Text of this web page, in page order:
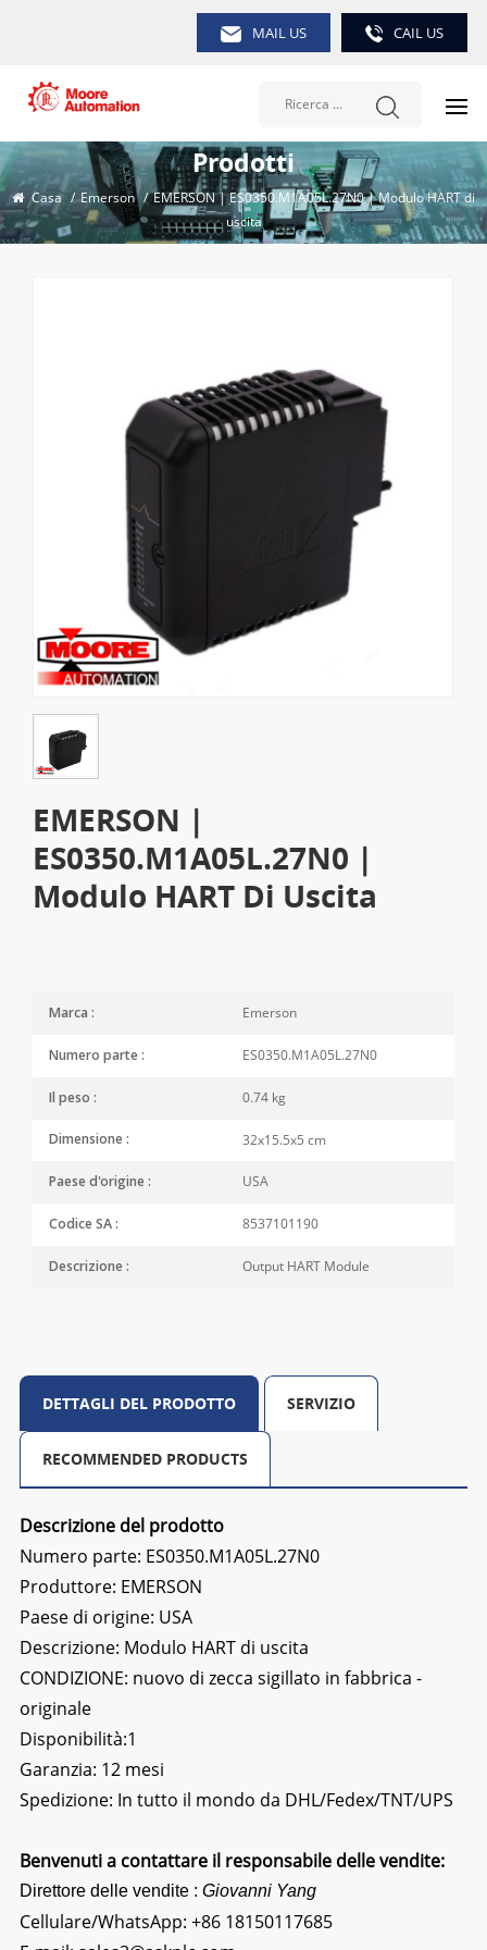
MAIL US CAIL US
Prodotti
Casa / Emerson / EMERSON | ES0350.M1A05L.27N0 | Modulo HART di
uscita
EMERSON |
ES0350.M1A05L.27N0 |
Modulo HART Di Uscita
Marca : Emerson
Numero parte : ES0350.M1A05L.27N0
Il peso : 0.74 kg
Dimensione : 32x15.5x5 cm
Paese d'origine : USA
Codice SA : 8537101190
Descrizione : Output HART Module
DETTAGLI DEL PRODOTTO SERVIZIO
RECOMMENDED PRODUCTS
Descrizione del prodotto
Numero parte: ES0350.M1A05L.27N0
Produttore: EMERSON
Paese di origine: USA
Descrizione: Modulo HART di uscita
CONDIZIONE: nuovo di zecca sigillato in fabbrica -
originale
Disponibilità:1
Garanzia: 12 mesi
Spedizione: In tutto il mondo da DHL/Fedex/TNT/UPS
Benvenuti a contattare il responsabile delle vendite:
Direttore delle vendite : Giovanni Yang
Cellulare/WhatsApp: +86 18150117685